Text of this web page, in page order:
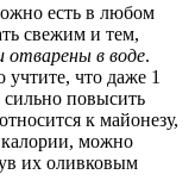
есть в любом
свежим и тем,
отварены в воде.
что даже 1
сильно повысить
к майонезу,
калории, можно
их оливковым